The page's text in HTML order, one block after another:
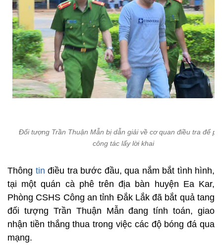
Đối tượng Trần Thuận Mẫn bị dẫn giải về cơ quan điều tra để
công tác lấy lời khai
Thông tin điều tra bước đầu, qua nắm bắt tình hình,
tại một quán cà phê trên địa bàn huyện Ea Kar,
Phòng CSHS Công an tỉnh Đắk Lắk đã bắt quả tang
đối tượng Trần Thuận Mẫn đang tính toán, giao
nhận tiền thắng thua trong việc các độ bóng đá qua
mạng.